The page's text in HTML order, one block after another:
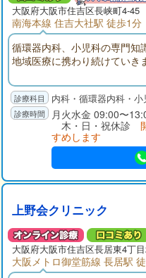
大阪府大阪市住吉区長峡町4-45
南海本線 住吉大社駅 徒歩1分
循環器内科、小児科の専門知
地域医療に携わり続けていき
内科・循環器内科・小
月火水金 09:00〜
木・日・祝休診
すめします
上野会クリニック
大阪府大阪市住吉区長居東4丁
大阪メトロ御堂筋線 長居駅